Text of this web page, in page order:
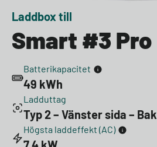
Laddbox till
Smart #3 Pro
Batterikapacitet
49 kWh
Ladduttag
Typ 2 – Vänster sida – Bak
Högsta laddeffekt (AC)